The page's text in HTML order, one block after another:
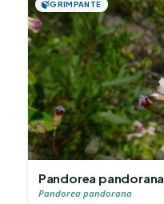
🍃GRIMPANTE
Pandorea pandorana
Pandorea pandorana